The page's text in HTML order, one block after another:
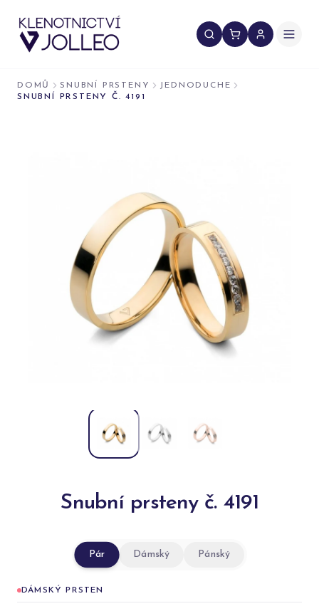
DOMŮ SNUBNÍ PRSTENY
JEDNODUCHE
SNUBNÍ PRSTENY Č. 4191
Snubní prsteny č. 4191
Pár Dámský Pánský
DÁMSKÝ PRSTEN